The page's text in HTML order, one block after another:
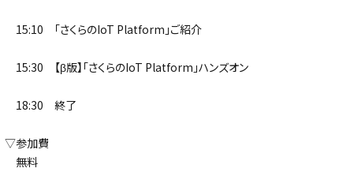
15:10 「さくらのIoT Platform」ご紹介
15:30 【β版】「さくらのIoT Platform」ハンズオン
18:30 終了
▽参加費
無料